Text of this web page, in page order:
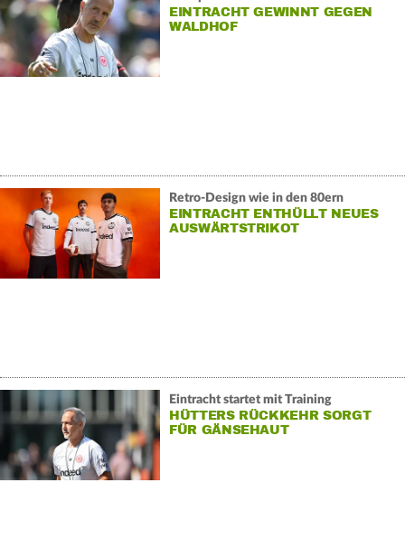
EINTRACHT GEWINNT GEGEN
WALDHOF
Retro-Design wie in den 80ern
EINTRACHT ENTHÜLLT NEUES
AUSWÄRTSTRIKOT
Eintracht startet mit Training
HÜTTERS RÜCKKEHR SORGT
FÜR GÄNSEHAUT